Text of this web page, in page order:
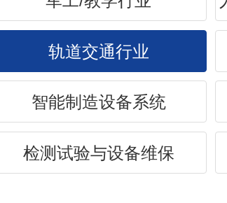
轨道交通行业
智能制造设备系统
检测试验与设备维保